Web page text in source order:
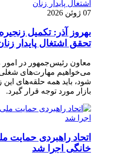
07 ژوئن 2026
بهروز آذر: تکمیل
تحقق اشتغال پایدار
معاون رئیس‌جمهور در امور
می‌خواهیم مهارت‌های شغلی
شود، باید همه حلقه‌های
بازار مورد توجه قرار گیرد.
اتحاد راهبردی
خانگی اجرا شد